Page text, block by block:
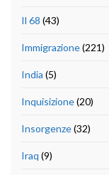
Il 68 (43)
Immigrazione(221)
India (5)
Inquisizione(20)
Insorgenze(32)
Iraq (9)